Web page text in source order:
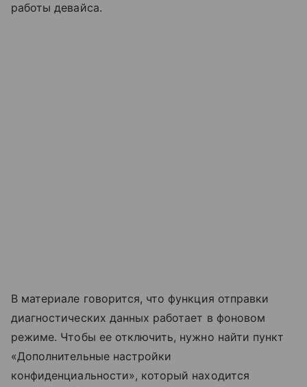
работы девайса.
В материале говорится, что функция отправки
диагностических данных работает в фоновом
режиме. Чтобы ее отключить, нужно найти пункт
«Дополнительные настройки
конфиденциальности», который находится